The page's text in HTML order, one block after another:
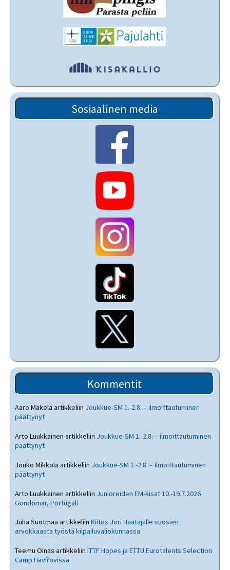
Sosiaalinen media
Kommentit
Aaro Mäkelä artikkeliin Joukkue-SM 1.-2.8. – ilmoittautuminen
päättynyt
Arto Luukkainen artikkeliin Joukkue-SM 1.-2.8. – ilmoittautuminen
päättynyt
Jouko Mikkola artikkeliin Joukkue-SM 1.-2.8. – ilmoittautuminen
päättynyt
Arto Luukkainen artikkeliin Junioreiden EM-kisat 10.-19.7.2026
Gondomar, Portugali
Juha Suotmaa artikkeliinKiitos Jori Haatajalle vuosien
arvokkaasta työstä kilpailuvaliokunnassa
Teemu Oinas artikkeliinITTF Hopes ja ETTU Eurotalents Selection
Camp Havířovissa